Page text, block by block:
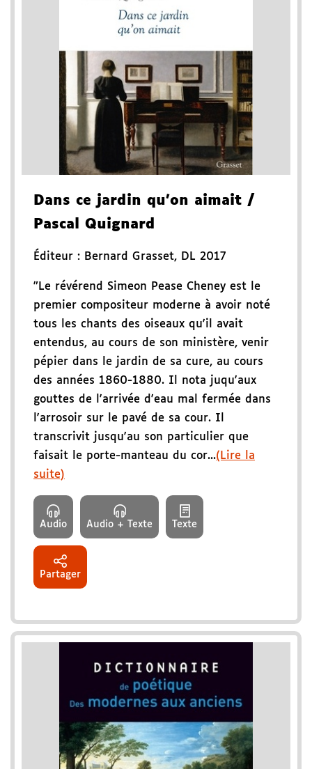
Dans ce jardin qu'on aimait /
Pascal Quignard
Éditeur : Bernard Grasset, DL 2017
"Le révérend Simeon Pease Cheney est le
premier compositeur moderne à avoir noté
tous les chants des oiseaux qu'il avait
entendus, au cours de son ministère, venir
pépier dans le jardin de sa cure, au cours
des années 1860-1880. Il nota juqu'aux
gouttes de l'arrivée d'eau mal fermée dans
l'arrosoir sur le pavé de sa cour. Il
transcrivit jusqu'au son particulier que
faisait le porte-manteau du cor...(Lire la
suite)
Audio Audio + Texte Texte
Partager